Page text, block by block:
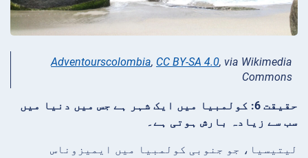
Adventourscolombia, CC BY-SA 4.0, via Wikimedia
Commons
حقیقت 6: کولمبیا میں ایک شہر ہے جس میں دنیا میں
سب سے زیادہ بارش ہوتی ہے۔
لیتیسیا، جو جنوبی کولمبیا میں ایمیزوناس